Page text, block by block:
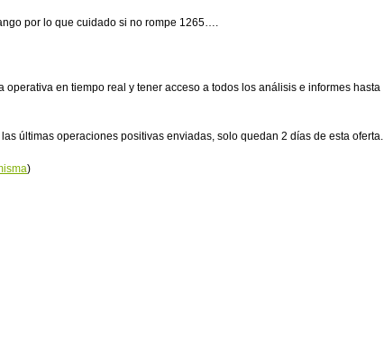
por lo que cuidado si no rompe 1265….
operativa en tiempo real y tener acceso a todos los análisis e informes hasta
últimas operaciones positivas enviadas, solo quedan 2 días de esta oferta.
)